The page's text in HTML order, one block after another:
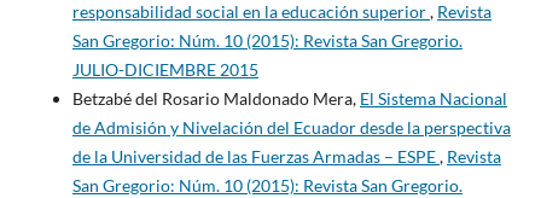
responsabilidad social en la educación superior, Revista
San Gregorio: Núm. 10 (2015): Revista San Gregorio.
JULIO-DICIEMBRE 2015
Betzabé del Rosario Maldonado Mera, El Sistema Nacional
de Admisión y Nivelación del Ecuador desde la perspectiva
de la Universidad de las Fuerzas Armadas – ESPE, Revista
San Gregorio: Núm. 10 (2015): Revista San Gregorio.